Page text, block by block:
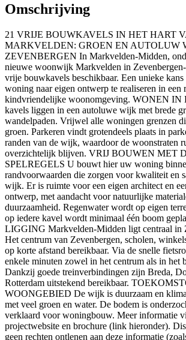
Omschrijving
21 VRIJE BOUWKAVELS IN HET HART
MARKVELDEN: GROEN EN AUTOLUW
ZEVENBERGEN In Markvelden-Midden,
nieuwe woonwijk Markvelden in
vrije bouwkavels beschikbaar. Een unieke
woning naar eigen ontwerp te realiseren in een
kindvriendelijke woonomgeving. WONEN
kavels liggen in een autoluwe wijk met brede
wandelpaden. Vrijwel alle woningen grenzen
groen. Parkeren vindt grotendeels plaats in
randen van de wijk, waardoor de woonstraten
overzichtelijk blijven. VRIJ BOUWEN MET
SPELREGELS U bouwt hier uw woning
randvoorwaarden die zorgen voor kwaliteit en
wijk. Er is ruimte voor een eigen architect en
ontwerp, met aandacht voor natuurlijke
duurzaamheid. Regenwater wordt op eigen
op iedere kavel wordt minimaal één boom
LIGGING Markvelden-Midden ligt centraal in
Het centrum van Zevenbergen, scholen,
op korte afstand bereikbaar. Via de snelle
enkele minuten zowel in het centrum als in het
Dankzij goede treinverbindingen zijn Breda,
Rotterdam uitstekend bereikbaar.
WOONGEBIED De wijk is duurzaam en
met veel groen en water. De bodem is
verklaard voor woningbouw. Meer informatie
projectwebsite en brochure (link hieronder).
geen rechten ontlenen aan deze informatie